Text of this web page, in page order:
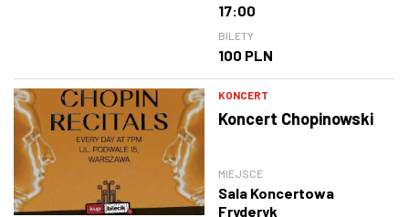
17:00
BILETY
100 PLN
KONCERT
Koncert Chopinowski
MIEJSCE
Sala Koncertowa
Fryderyk